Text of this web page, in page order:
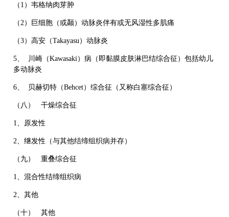
（1）韦格纳肉芽肿
（2）巨细胞（或颞）动脉炎伴有或无风湿性多肌痛
（3）高安（Takayasu）动脉炎
5、 川崎（Kawasaki）病（即黏膜皮肤淋巴结综合征）包括幼儿
多动脉炎
6、 贝赫切特（Behcet）综合征（又称白塞综合征）
（八） 干燥综合征
1、原发性
2、继发性（与其他结缔组织病并存）
（九） 重叠综合征
1、混合性结缔组织病
2、其他
（十） 其他